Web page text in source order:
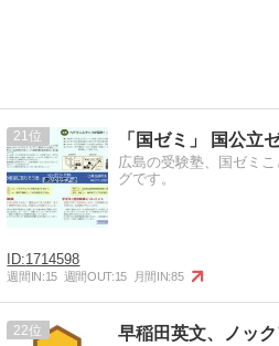
21 「国ゼミ」 国公立
広島の受験塾、国ゼミ
グです。
1714598
週間IN:15 週間OUT:15 月間IN:85
22